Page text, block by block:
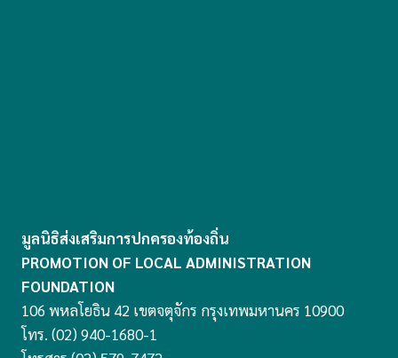
มูลนิธิส่งเสริมการปกครองท้องถิ่น
PROMOTION OF LOCAL ADMINISTRATION
FOUNDATION
106 พหลโยธิน 42 เขตจตุจักร กรุงเทพมหานคร 10900
โทร. (02) 940-1680-1